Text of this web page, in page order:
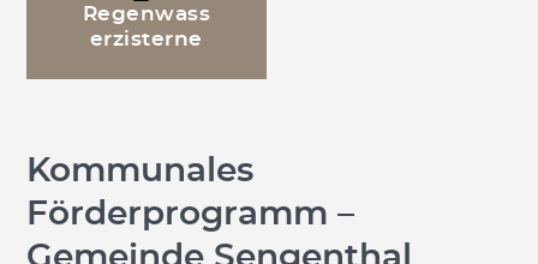
Regenwass
erzisterne
Kommunales
Förderprogramm –